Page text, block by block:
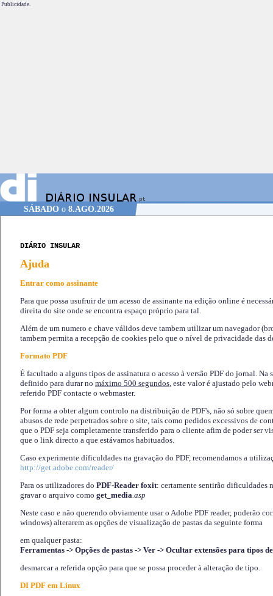
Publicidade.
SÁBADOo 8.AGO.2026
DIÁRIO INSULAR
Ajuda
Entrar como assinante
Para que possa usufruir de um acesso de assinante na edição online é
direita do site onde se encontra espaço próprio para tal.
Além de um numero e chave válidos deve tambem utilizar um navegador
tambem permita a recepção de cookies pelo que o nível de privacidade das
Formato PDF
É facultado a alguns tipos de assinatura o acesso à versão PDF do jornal. Na
definido para durar no máximo 500 segundos, este valor é ajustado pelo
referido PDF contacte o webmaster.
Por forma a obter algum controlo na distribuição de PDF's, não só sobre
abusos de rede perpetrados sobre o site, tais como pedidos excessivos de
que o PDF seja completamente transferido para o cliente afim de poder ser
que o link directo a que estávamos habituados.
Caso experimente díficuldades na gravação do PDF, recomendamos a
http://get.adobe.com/reader/
Para os utilizadores do PDF-Reader foxit: certamente sentirão dificuldades
gravar o arquivo como get_media.asp
Neste caso e não querendo obviamente usar o Adobe PDF reader, poderão
windows) alterarem as opções de visualização de pastas da seguinte forma
em qualquer pasta:
Ferramentas -> Opções de pastas -> Ver -> Ocultar extensões para tipos
desmarcar a referida opção para que se possa proceder à alteração de tipo.
DI PDF em Linux